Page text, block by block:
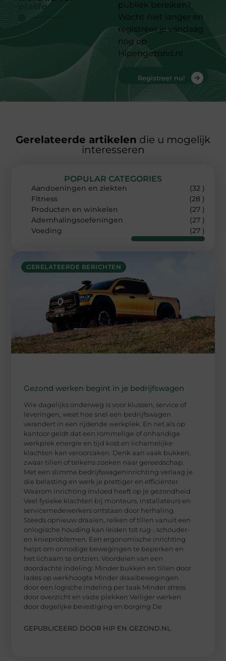
platform
publiek bereiken?
Wacht niet langer en
registreer je vandaag
nog op
Hipengezond.nl
Registreer nu!
Gerelateerde artikelen die u mogelijk
interesseren
GERELATEERDE BERICHTEN
Gezond werken begint in je bedrijfswagen
Wie dagelijks onderweg is voor klussen, service of
leveringen, weet hoe snel een bedrijfswagen
verandert in een rijdende werkplek. En net als op
kantoor geldt dat een rommelige of onhandige
werkplek energie en tijd kost en lichamelijke
klachten kan veroorzaken. Denk aan vaak bukken,
zwaar tillen of telkens zoeken naar gereedschap.
Met een slimme bedrijfswageninrichting verlaag je
die belasting en werk je prettiger en efficiënter.
Waarom inrichting invloed heeft op je gezondheid
Veel fysieke klachten bij monteurs, installateurs en
servicemedewerkers ontstaan door herhaling.
Steeds opnieuw draaien, reiken of tillen vanuit een
onlogische houding kan leiden tot rug-, schouder-
en knieproblemen. Een ergonomische inrichting
helpt om onnodige bewegingen te beperken en
het lichaam te ontzien. Voordelen van een
doordachte indeling: Minder bukken en tillen door
lades op werkhoogte Minder draaibewegingen
door een logische indeling per taak Minder stress
door overzicht en vaste plekken Veiliger werken
door degelijke bevestiging en borging De
GEPUBLICEERD DOOR HIP EN GEZOND.NL
POPULAR CATEGORIES
Aandoeningen en ziekten
(32 )
Fitness
(28 )
Producten en winkelen
(27 )
Ademhalingsoefeningen
(27 )
Voeding
(27 )